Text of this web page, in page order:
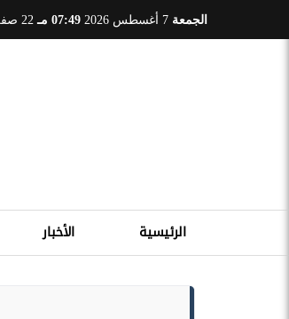
الجمعة 07:49 مـ 22 صفر 1448
الرئيسية الأخبار